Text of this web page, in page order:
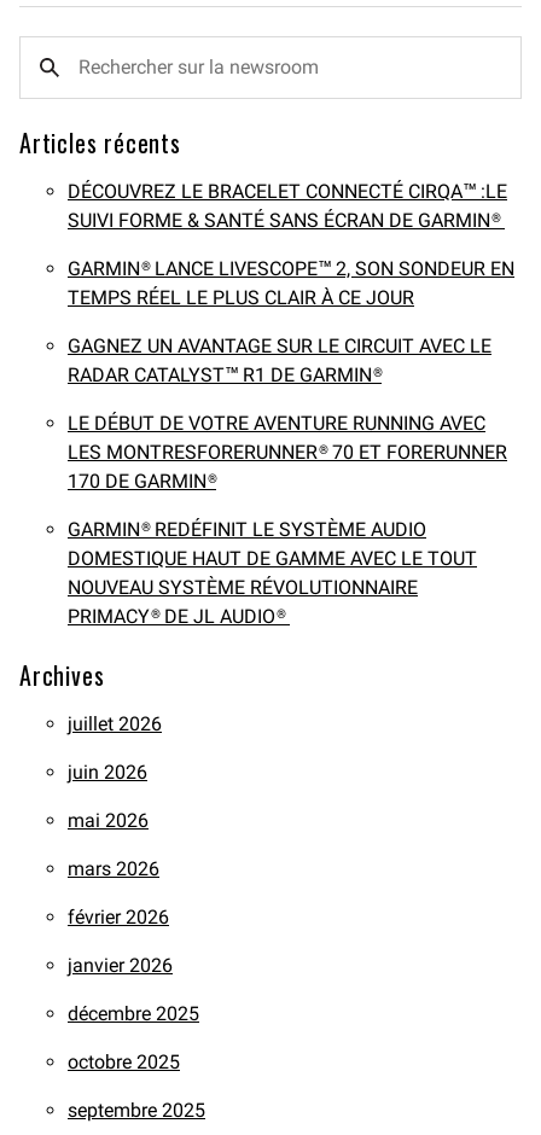
Articles récents
DÉCOUVREZ LE BRACELET CONNECTÉ CIRQA™ :LE
SUIVI FORME & SANTÉ SANS ÉCRAN DE GARMIN®
GARMIN® LANCE LIVESCOPE™ 2, SON SONDEUR EN
TEMPS RÉEL LE PLUS CLAIR À CE JOUR
GAGNEZ UN AVANTAGE SUR LE CIRCUIT AVEC LE
RADAR CATALYST™ R1 DE GARMIN®
LE DÉBUT DE VOTRE AVENTURE RUNNING AVEC
LES MONTRESFORERUNNER® 70 ET FORERUNNER
170 DE GARMIN®
GARMIN® REDÉFINIT LE SYSTÈME AUDIO
DOMESTIQUE HAUT DE GAMME AVEC LE TOUT
NOUVEAU SYSTÈME RÉVOLUTIONNAIRE
PRIMACY® DE JL AUDIO®
Archives
juillet 2026
juin 2026
mai 2026
mars 2026
février 2026
janvier 2026
décembre 2025
octobre 2025
septembre 2025